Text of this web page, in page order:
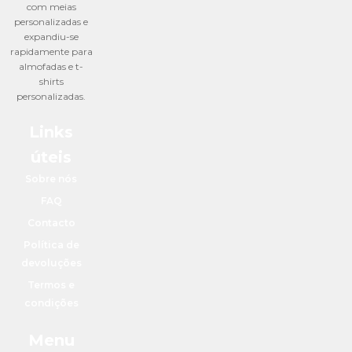
com meias
personalizadas e
expandiu-se
rapidamente para
almofadas e t-
shirts
personalizadas.